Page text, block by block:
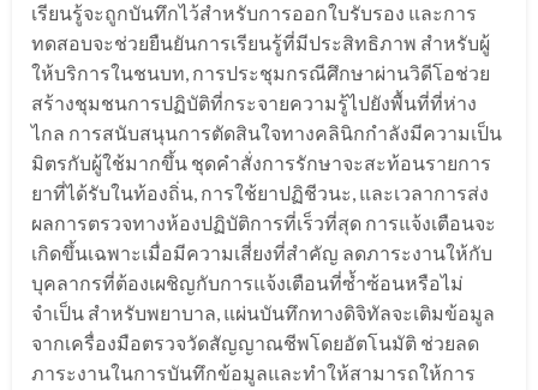
เรียนรู้จะถูกบันทึกไว้สำหรับการออกใบรับรอง และการ
ทดสอบจะช่วยยืนยันการเรียนรู้ที่มีประสิทธิภาพ สำหรับผู้
ให้บริการในชนบท, การประชุมกรณีศึกษาผ่านวิดีโอช่วย
สร้างชุมชนการปฏิบัติที่กระจายความรู้ไปยังพื้นที่ที่ห่าง
ไกล การสนับสนุนการตัดสินใจทางคลินิกกำลังมีความเป็น
มิตรกับผู้ใช้มากขึ้น ชุดคำสั่งการรักษาจะสะท้อนรายการ
ยาที่ได้รับในท้องถิ่น, การใช้ยาปฏิชีวนะ, และเวลาการส่ง
ผลการตรวจทางห้องปฏิบัติการที่เร็วที่สุด การแจ้งเตือนจะ
เกิดขึ้นเฉพาะเมื่อมีความเสี่ยงที่สำคัญ ลดภาระงานให้กับ
บุคลากรที่ต้องเผชิญกับการแจ้งเตือนที่ซ้ำซ้อนหรือไม่
จำเป็น สำหรับพยาบาล, แผ่นบันทึกทางดิจิทัลจะเติมข้อมูล
จากเครื่องมือตรวจวัดสัญญาณชีพโดยอัตโนมัติ ช่วยลด
ภาระงานในการบันทึกข้อมูลและทำให้สามารถให้การ